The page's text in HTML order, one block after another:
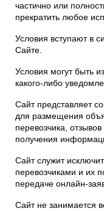
частично или
прекратить любое
Условия вступают в
Сайте.
Условия могут быть
какого-либо
Сайт представляет
для размещения
перевозчика,
получения
Сайт служит
перевозчиками и их
передаче онлайн-
Сайт не занимается